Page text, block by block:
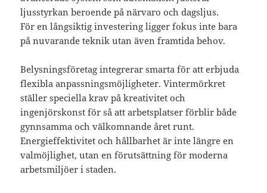
ljusstyrkan beroende på närvaro och dagsljus.
För en långsiktig investering ligger fokus inte bara
på nuvarande teknik utan även framtida behov.
Belysningsföretag integrerar smarta för att erbjuda
flexibla anpassningsmöjligheter. Vintermörkret
ställer speciella krav på kreativitet och
ingenjörskonst för så att arbetsplatser förblir både
gynnsamma och välkomnande året runt.
Energieffektivitet och hållbarhet är inte längre en
valmöjlighet, utan en förutsättning för moderna
arbetsmiljöer i staden.